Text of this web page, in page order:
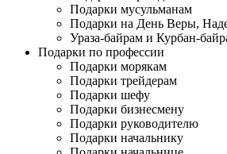
Подарки мусульманам
Подарки на День Веры,
Ураза-байрам и Курбан-
Подарки по профессии
Подарки морякам
Подарки трейдерам
Подарки шефу
Подарки бизнесмену
Подарки руководителю
Подарки начальнику